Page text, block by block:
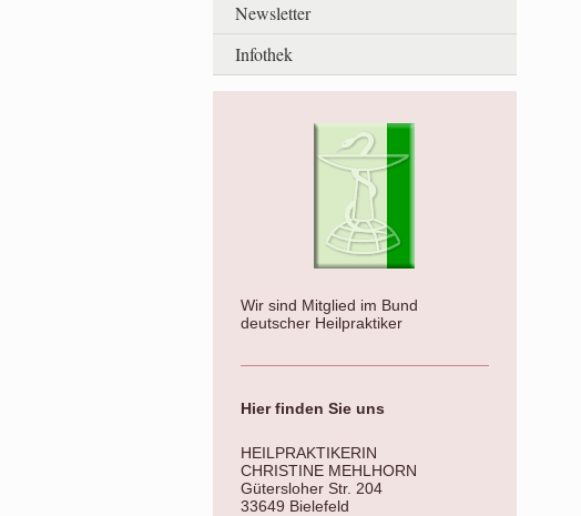
Newsletter
Infothek
Wir sind Mitglied im Bund
deutscher Heilpraktiker
Hier finden Sie uns
HEILPRAKTIKERIN
CHRISTINE MEHLHORN
Gütersloher Str. 204
33649 Bielefeld